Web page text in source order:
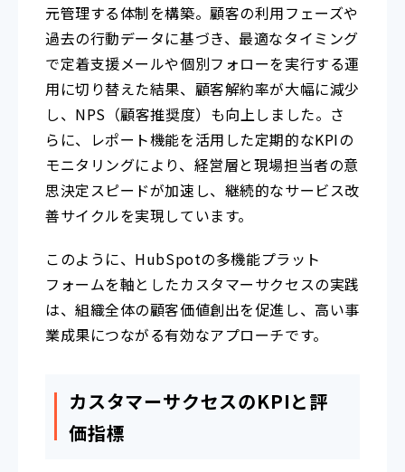
元管理する体制を構築。顧客の利用フェーズや
過去の行動データに基づき、最適なタイミング
で定着支援メールや個別フォローを実行する運
用に切り替えた結果、顧客解約率が大幅に減少
し、NPS（顧客推奨度）も向上しました。さ
らに、レポート機能を活用した定期的なKPIの
モニタリングにより、経営層と現場担当者の意
思決定スピードが加速し、継続的なサービス改
善サイクルを実現しています。
このように、HubSpotの多機能プラット
フォームを軸としたカスタマーサクセスの実践
は、組織全体の顧客価値創出を促進し、高い事
業成果につながる有効なアプローチです。
カスタマーサクセスのKPIと評
価指標